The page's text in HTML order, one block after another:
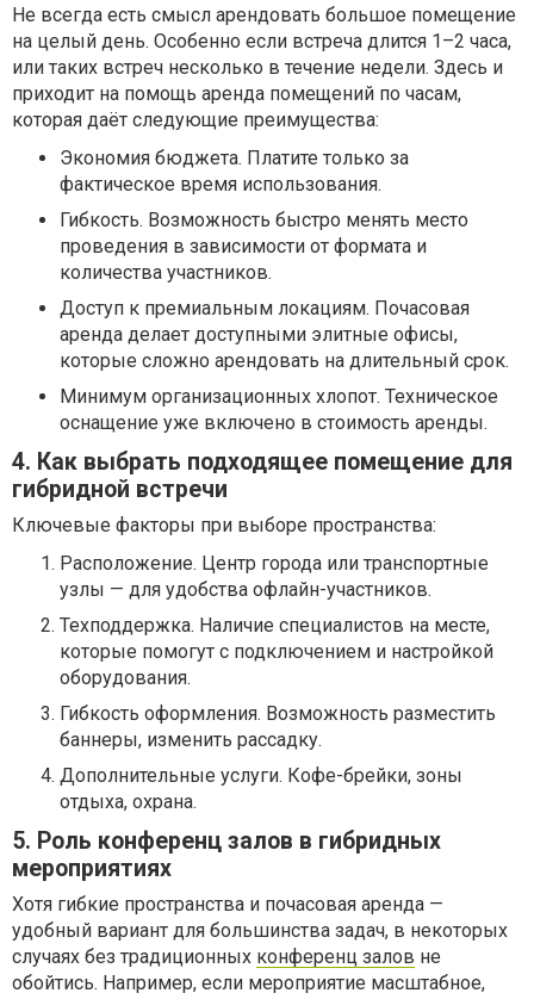
Не всегда есть смысл арендовать большое помещение
на целый день. Особенно если встреча длится 1–2 часа,
или таких встреч несколько в течение недели. Здесь и
приходит на помощь аренда помещений по часам,
которая даёт следующие преимущества:
Экономия бюджета. Платите только за
фактическое время использования.
Гибкость. Возможность быстро менять место
проведения в зависимости от формата и
количества участников.
Доступ к премиальным локациям. Почасовая
аренда делает доступными элитные офисы,
которые сложно арендовать на длительный срок.
Минимум организационных хлопот. Техническое
оснащение уже включено в стоимость аренды.
4. Как выбрать подходящее помещение для
гибридной встречи
Ключевые факторы при выборе пространства:
Расположение. Центр города или транспортные
узлы — для удобства офлайн-участников.
Техподдержка. Наличие специалистов на месте,
которые помогут с подключением и настройкой
оборудования.
Гибкость оформления. Возможность разместить
баннеры, изменить рассадку.
Дополнительные услуги. Кофе-брейки, зоны
отдыха, охрана.
5. Роль конференц залов в гибридных
мероприятиях
Хотя гибкие пространства и почасовая аренда —
удобный вариант для большинства задач, в некоторых
случаях без традиционных конференц залов не
обойтись. Например, если мероприятие масштабное,